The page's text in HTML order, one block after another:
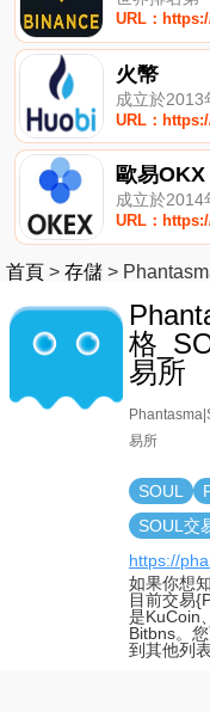
URL：
火幣
成立於2013
URL：
歐易OKX
成立於2014
URL：
首頁 > 存儲 >
格
易所
易所
SOUL
SOUL交
https://
如果你想
目前交易
是KuCoin
Bitbns。
到其他列表.